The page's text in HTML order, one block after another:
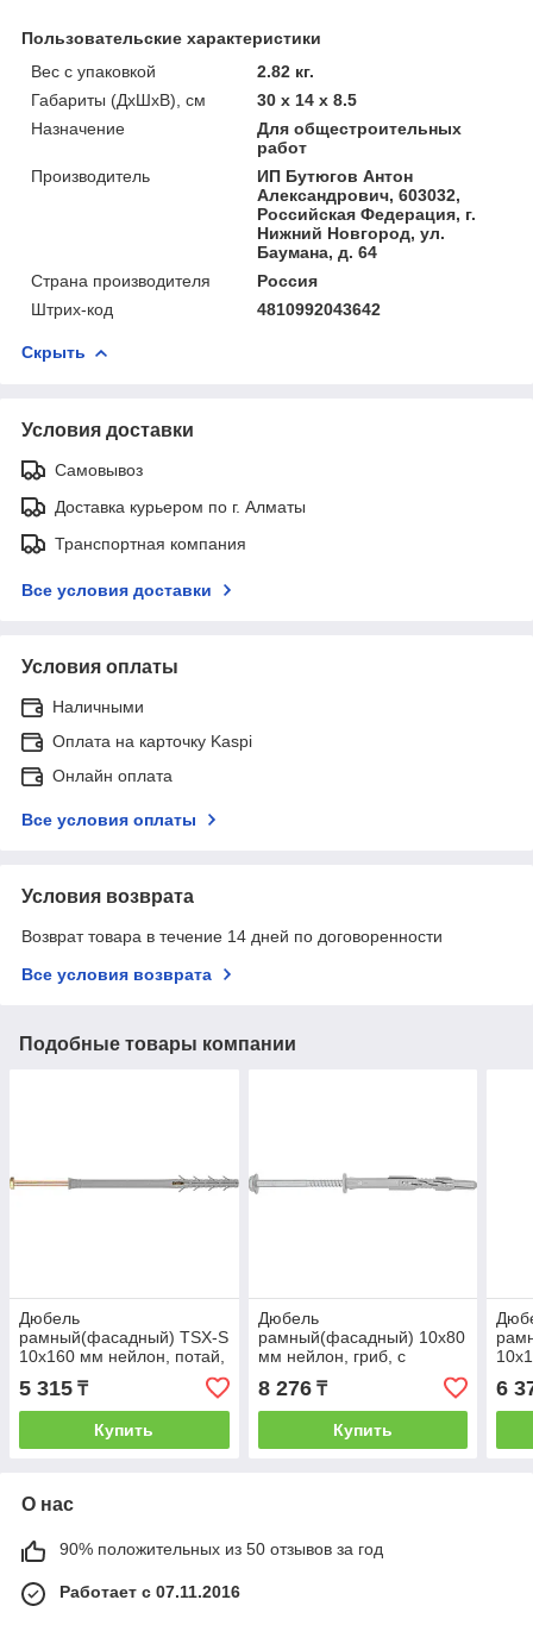
Пользовательские характеристики
Вес с упаковкой
2.82 кг.
Габариты (ДхШхВ), см
30 x 14 x 8.5
Назначение
Для общестроительных
работ
Производитель
ИП Бутюгов Антон
Александрович, 603032,
Российская Федерация, г.
Нижний Новгород, ул.
Баумана, д. 64
Страна производителя
Россия
Штрих-код
4810992043642
Скрыть
Условия доставки
Самовывоз
Доставка курьером по г. Алматы
Транспортная компания
Все условия доставки
Условия оплаты
Наличными
Оплата на карточку Kaspi
Онлайн оплата
Все условия оплаты
Условия возврата
Возврат товара в течение 14 дней по договоренности
Все условия возврата
Подобные товары компании
Дюбель
рамный(фасадный) TSX-S
10х160 мм нейлон, потай,
с шурупом (25 шт в уп.) ТК
(STARFIX) (SMP-54747-
25)
5 315 ₸
Купить
Дюбель
рамный(фасадный) 10х80
мм нейлон, гриб, с
шурупом (50 шт в уп.)
(STARFIX) (SM-17678-50)
8 276₸
Купить
50)
6
О нас
90% положительных из 50 отзывов за год
Работает с 07.11.2016